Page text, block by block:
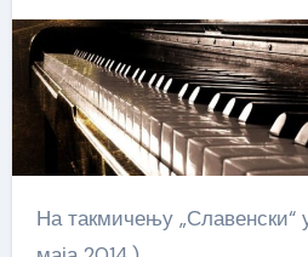
На такмичењу „Славенски“ у Новом Саду (крај